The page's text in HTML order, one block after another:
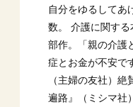
自分をゆるしてあ
数。 介護に関す
部作。「親の介護
症とお金が不安で
（主婦の友社）
遍路』（ミシマ社